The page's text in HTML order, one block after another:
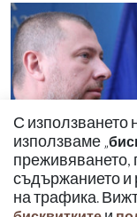
С използването
използваме „
преживяването,
съдържанието и
на трафика.